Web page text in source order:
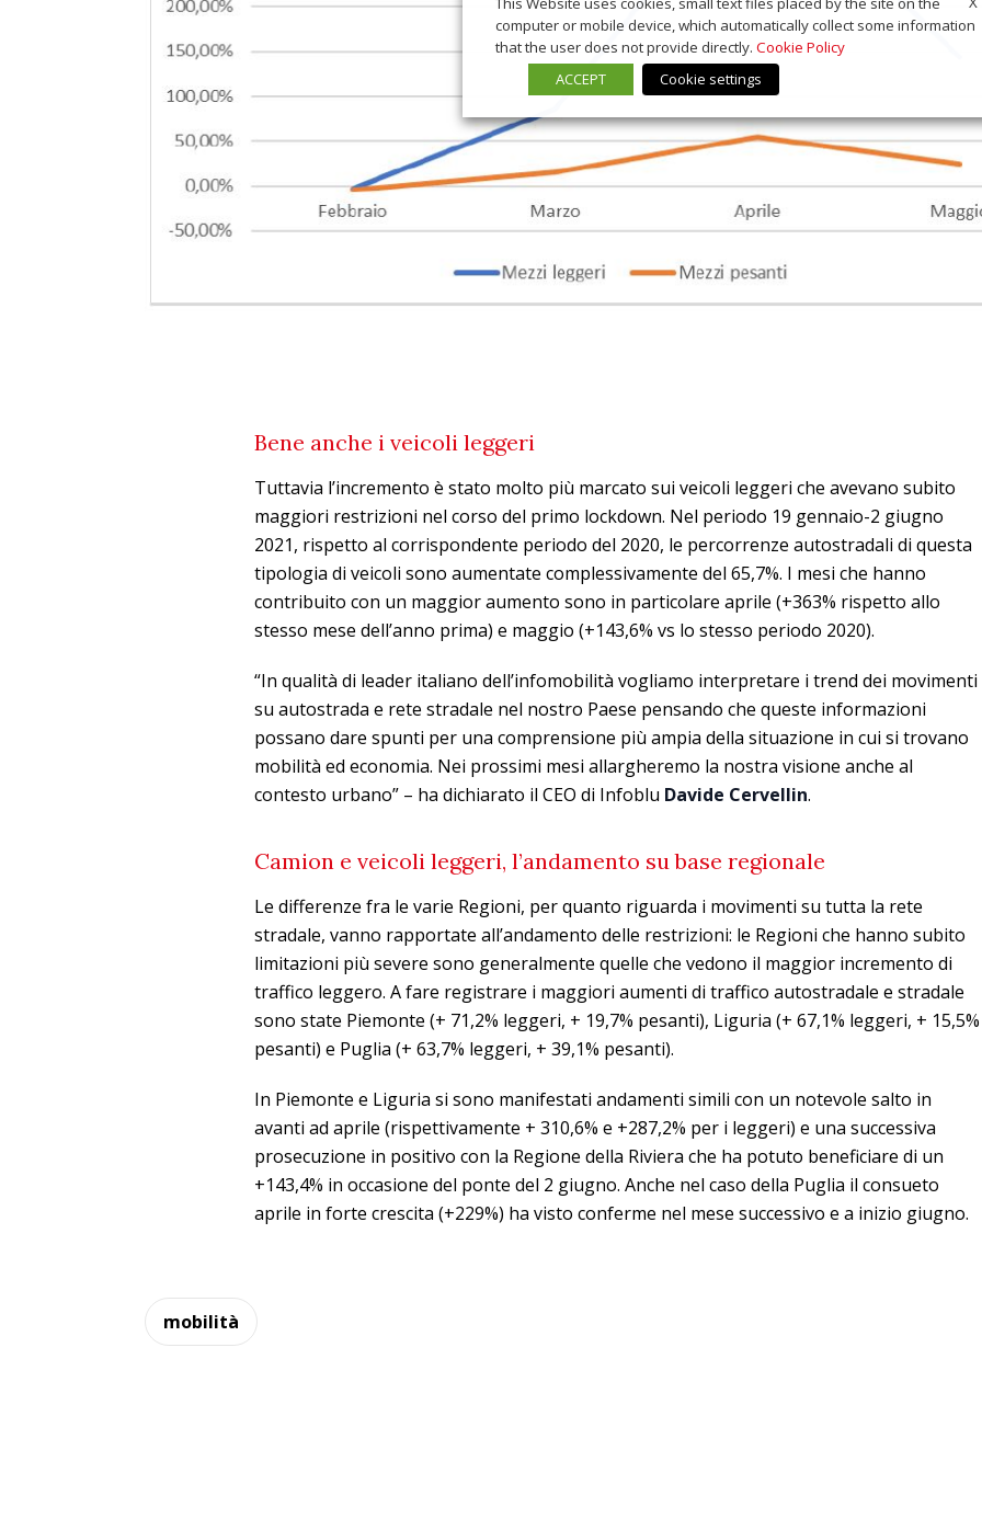
Bene anche i veicoli leggeri
Tuttavia l’incremento è stato molto più marcato sui veicoli leggeri che avevano subito
maggiori restrizioni nel corso del primo lockdown. Nel periodo 19 gennaio-2 giugno
2021, rispetto al corrispondente periodo del 2020, le percorrenze autostradali di questa
tipologia di veicoli sono aumentate complessivamente del 65,7%. I mesi che hanno
contribuito con un maggior aumento sono in particolare aprile (+363% rispetto allo
stesso mese dell’anno prima) e maggio (+143,6% vs lo stesso periodo 2020).
“In qualità di leader italiano dell’infomobilità vogliamo interpretare i trend dei movimenti
su autostrada e rete stradale nel nostro Paese pensando che queste informazioni
possano dare spunti per una comprensione più ampia della situazione in cui si trovano
mobilità ed economia. Nei prossimi mesi allargheremo la nostra visione anche al
contesto urbano” – ha dichiarato il CEO di Infoblu Davide Cervellin.
Camion e veicoli leggeri, l’andamento su base regionale
Le differenze fra le varie Regioni, per quanto riguarda i movimenti su tutta la rete
stradale, vanno rapportate all’andamento delle restrizioni: le Regioni che hanno subito
limitazioni più severe sono generalmente quelle che vedono il maggior incremento di
traffico leggero. A fare registrare i maggiori aumenti di traffico autostradale e stradale
sono state Piemonte (+ 71,2% leggeri, + 19,7% pesanti), Liguria (+ 67,1% leggeri, + 15,5%
pesanti) e Puglia (+ 63,7% leggeri, + 39,1% pesanti).
In Piemonte e Liguria si sono manifestati andamenti simili con un notevole salto in
avanti ad aprile (rispettivamente + 310,6% e +287,2% per i leggeri) e una successiva
prosecuzione in positivo con la Regione della Riviera che ha potuto beneficiare di un
+143,4% in occasione del ponte del 2 giugno. Anche nel caso della Puglia il consueto
aprile in forte crescita (+229%) ha visto conferme nel mese successivo e a inizio giugno.
mobilità
computer or mobile device, which automatically collect some information
that the user does not provide directly. Cookie Policy
ACCEPT
Cookie settings